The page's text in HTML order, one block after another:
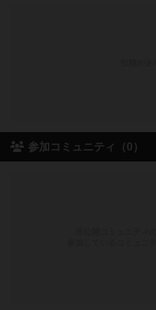
参加コミュニティ（0）